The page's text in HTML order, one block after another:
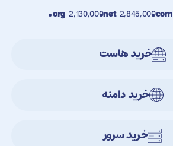
org 2,130,000net 2,845,000com
خرید هاست
خرید دامنه
خرید سرور